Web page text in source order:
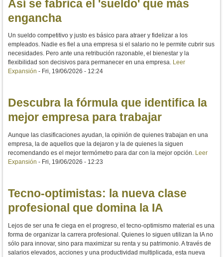
Así se fabrica el 'sueldo' que más
engancha
Un sueldo competitivo y justo es básico para atraer y fidelizar a los
empleados. Nadie es fiel a una empresa si el salario no le permite cubrir sus
necesidades. Pero ante una retribución razonable, el bienestar y la
flexibilidad son decisivos para permanecer en una empresa. Leer
Expansión - Fri, 19/06/2026 - 12:24
Descubra la fórmula que identifica la
mejor empresa para trabajar
Aunque las clasificaciones ayudan, la opinión de quienes trabajan en una
empresa, la de aquellos que la dejaron y la de quienes la siguen
recomendando es el mejor termómetro para dar con la mejor opción. Leer
Expansión - Fri, 19/06/2026 - 12:23
Tecno-optimistas: la nueva clase
profesional que domina la IA
Lejos de ser una fe ciega en el progreso, el tecno-optimismo material es una
forma de organizar la carrera profesional. Quienes lo siguen utilizan la IA no
sólo para innovar, sino para maximizar su renta y su patrimonio. A través de
salarios elevados, acciones y una productividad multiplicada, esta nueva